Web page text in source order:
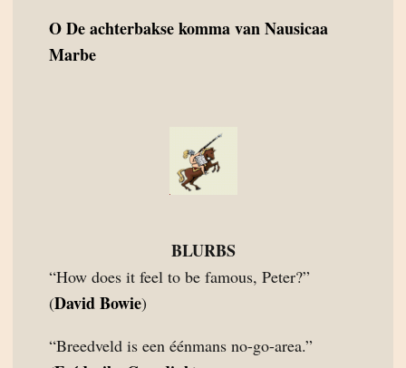
ODe achterbakse komma van Nausicaa
Marbe
BLURBS
“How does it feel to be famous, Peter?”
(David Bowie)
“Breedveld is een éénmans no-go-area.”